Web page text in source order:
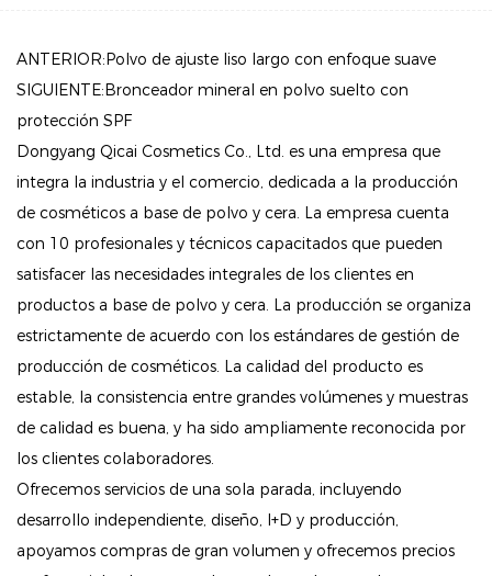
Fórmula que minimiza los poros: con una infusión de
colágeno hidrolizado y seda real, este polvo ayuda a
que los poros sean prácticamente invisibles y al
mismo tiempo promueve una tez más suave.
Ingredientes antienvejecimiento: el ácido hialurónico
y los péptidos actúan para retener la humedad y
apoyar la elasticidad de la piel, contribuyendo a una
apariencia juvenil y tersa.
Antioxidantes nutritivos: la vitamina E ayuda a
proteger contra los factores estresantes ambientales
mientras calma y acondiciona la piel.
Acabado mate de larga duración: Proporciona un
durante todo el día sin sentirse pesado ni
apelmazado.
Sin talco y respetuosa con la piel: sin talco, esta
ANTERIOR:Polvo de ajuste liso largo con enfoque suave
SIGUIENTE:Bronceador mineral en polvo suelto con
protección SPF
Dongyang Qicai Cosmetics Co., Ltd. es una empresa que
integra la industria y el comercio, dedicada a la producción
de cosméticos a base de polvo y cera. La empresa cuenta
con 10 profesionales y técnicos capacitados que pueden
satisfacer las necesidades integrales de los clientes en
productos a base de polvo y cera. La producción se organiza
estrictamente de acuerdo con los estándares de gestión de
producción de cosméticos. La calidad del producto es
estable, la consistencia entre grandes volúmenes y muestras
de calidad es buena, y ha sido ampliamente reconocida por
los clientes colaboradores.
Ofrecemos servicios de una sola parada, incluyendo
desarrollo independiente, diseño, I+D y producción,
apoyamos compras de gran volumen y ofrecemos precios